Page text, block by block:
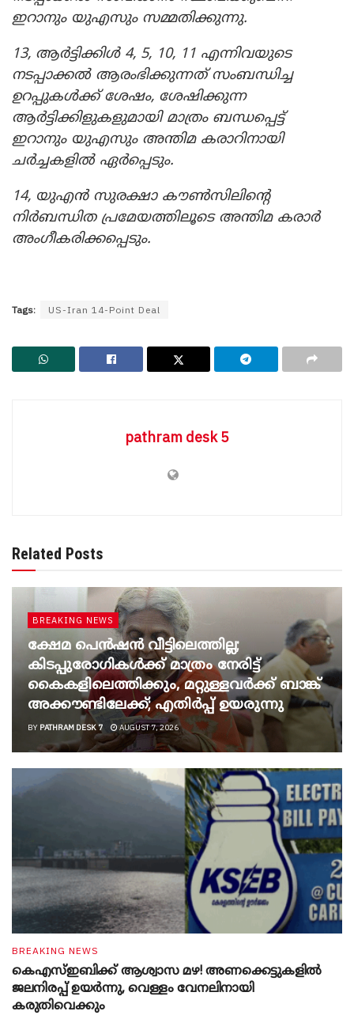
ഇറാനും യുഎസും സമ്മതിക്കുന്നു.
13, ആർട്ടിക്കിൾ 4, 5, 10, 11 എന്നിവയുടെ
നടപ്പാക്കൽ ആരംഭിക്കുന്നത് സംബന്ധിച്ച
ഉറപ്പുകൾക്ക് ശേഷം, ശേഷിക്കുന്ന
ആർട്ടിക്കിളുകളുമായി മാത്രം ബന്ധപ്പെട്ട്
ഇറാനും യുഎസും അന്തിമ കരാറിനായി
ചർച്ചകളിൽ ഏർപ്പെടും.
14, യുഎൻ സുരക്ഷാ കൗൺസിലിന്റെ
നിർബന്ധിത പ്രമേയത്തിലൂടെ അന്തിമ കരാർ
അംഗീകരിക്കപ്പെടും.
Tags: US-Iran 14-Point Deal
pathram desk 5
Related Posts
BREAKING NEWS
ക്ഷേമ പെൻഷൻ വീട്ടിലെത്തില്ല;
കിടപ്പുരോഗികൾക്ക് മാത്രം നേരിട്ട്
കൈകളിലെത്തിക്കും, മറ്റുള്ളവർക്ക് ബാങ്ക്
അക്കൗണ്ടിലേക്ക്; എതിർപ്പ് ഉയരുന്നു
BY PATHRAM DESK 7 AUGUST 7, 2026
BREAKING NEWS
കെഎസ്ഇബിക്ക് ആശ്വാസ മഴ! അണക്കെട്ടുകളിൽ
ജലനിരപ്പ് ഉയർന്നു, വെള്ളം വേനലിനായി
കരുതിവെക്കും